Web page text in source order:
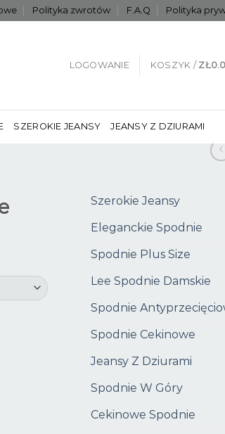
Polityka zwrotów F.A.Q Polityka
LOGOWANIE KOSZYK / ZŁ
SZEROKIE JEANSY JEANSY Z DZIURAMI
Szerokie Jeansy
Eleganckie Spodnie
Spodnie Plus Size
Lee Spodnie Damskie
Spodnie
Spodnie Cekinowe
Jeansy Z Dziurami
Spodnie W Góry
Cekinowe Spodnie